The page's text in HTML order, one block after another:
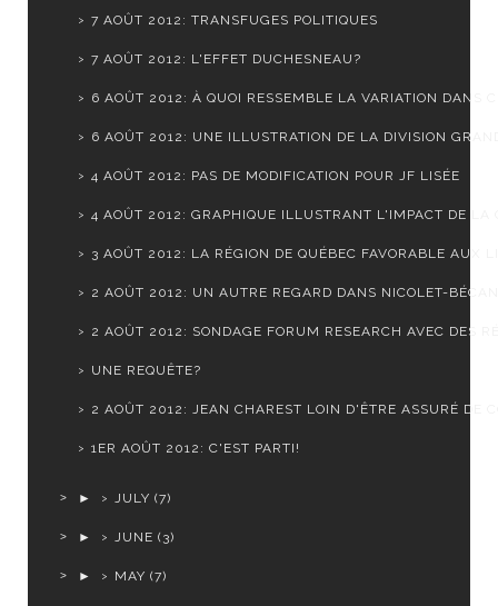
7 AOÛT 2012: TRANSFUGES POLITIQUES
7 AOÛT 2012: L'EFFET DUCHESNEAU?
6 AOÛT 2012: À QUOI RESSEMBLE LA VARIATION DANS
6 AOÛT 2012: UNE ILLUSTRATION DE LA DIVISION
4 AOÛT 2012: PAS DE MODIFICATION POUR JF LISÉE
4 AOÛT 2012: GRAPHIQUE ILLUSTRANT L'IMPACT DE LA
3 AOÛT 2012: LA RÉGION DE QUÉBEC FAVORABLE AUX
2 AOÛT 2012: UN AUTRE REGARD DANS NICOLET-
2 AOÛT 2012: SONDAGE FORUM RESEARCH AVEC DES
UNE REQUÊTE?
2 AOÛT 2012: JEAN CHAREST LOIN D'ÊTRE ASSURÉ DE
1ER AOÛT 2012: C'EST PARTI!
► JULY (7)
► JUNE (3)
► MAY (7)